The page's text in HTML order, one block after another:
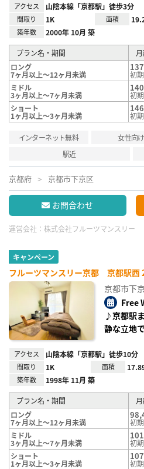
アクセス 山陰本線「京都駅」徒歩3分
間取り 1K 面積
築年数 2000年 10月 築
プラン名・期間
ロング
7ヶ月以上～12ヶ月未満
初
ミドル
3ヶ月以上～7ヶ月未満
初
ショート
1ヶ月以上～3ヶ月未満 初
インターネット無料 女性向け
駅近
京都府 京都市下京区
お問合わせ
運営会社： 株式会社フルーツマンスリー
キャンペーン
フルーツマンスリー京都 京都駅西
京都市下
Free
♪京都駅
静な立地
アクセス 山陰本線「京都駅」徒歩10分
間取り 1K 面積
築年数 1998年 11月 築
プラン名・期間
ロング
7ヶ月以上～12ヶ月未満
初
ミドル
3ヶ月以上～7ヶ月未満
初
ショート
1ヶ月以上～3ヶ月未満 初